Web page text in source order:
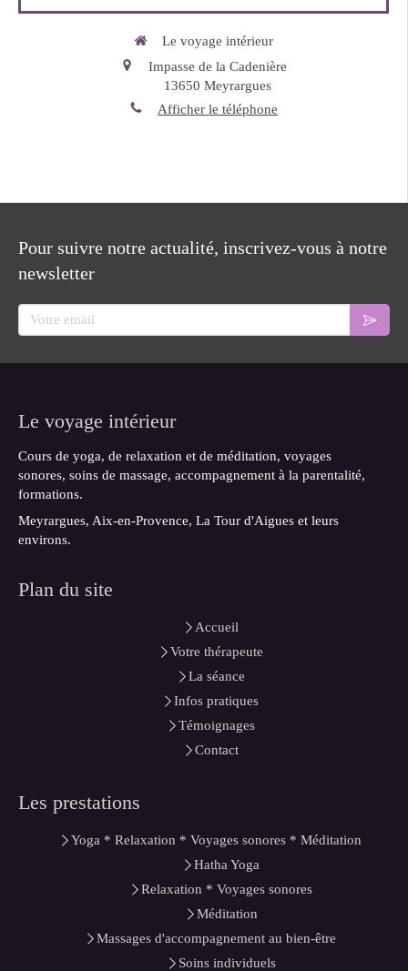
Le voyage intérieur
Impasse de la Cadenière
13650 Meyrargues
Afficher le téléphone
Pour suivre notre actualité, inscrivez-vous à notre
newsletter
Votre email
Le voyage intérieur
Cours de yoga, de relaxation et de méditation, voyages
sonores, soins de massage, accompagnement à la parentalité,
formations.
Meyrargues, Aix-en-Provence, La Tour d'Aigues et leurs
environs.
Plan du site
Accueil
Votre thérapeute
La séance
Infos pratiques
Témoignages
Contact
Les prestations
Yoga * Relaxation * Voyages sonores * Méditation
Hatha Yoga
Relaxation * Voyages sonores
Méditation
Massages d'accompagnement au bien-être
Soins individuels